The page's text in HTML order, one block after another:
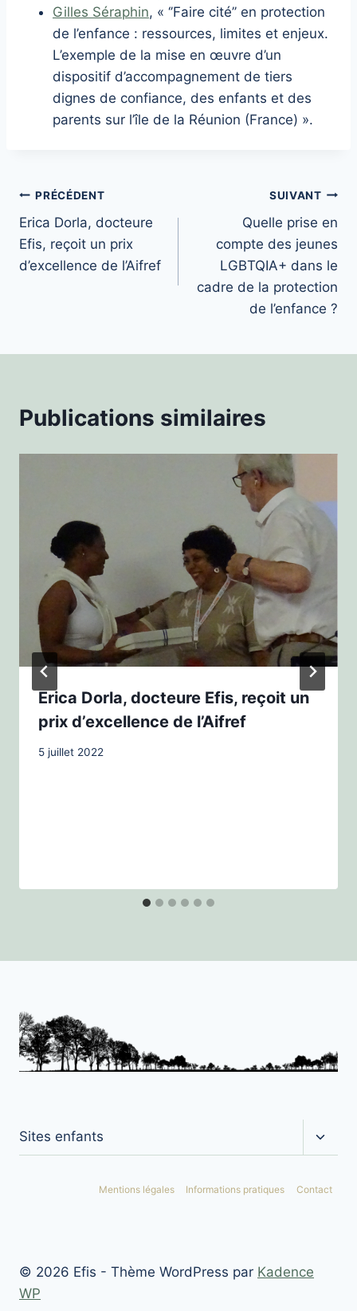
Gilles Séraphin, « ‘’Faire cité’’ en protection
de l’enfance : ressources, limites et enjeux.
L’exemple de la mise en œuvre d’un
dispositif d’accompagnement de tiers
dignes de confiance, des enfants et des
parents sur l’île de la Réunion (France) ».
Navigation
de
l’article
PRÉCÉDENT
Erica Dorla, docteure
Efis, reçoit un prix
d’excellence de l’Aifref
SUIVANT
Quelle prise en
compte des jeunes
LGBTQIA+ dans le
cadre de la protection
de l’enfance ?
Publications similaires
Erica Dorla, docteure Efis, reçoit un
prix d’excellence de l’Aifref
5 juillet 2022
Sites enfants
le
enfant
Mentions légales Informations pratiques Contact
© 2026 Efis - Thème WordPress par Kadence
WP